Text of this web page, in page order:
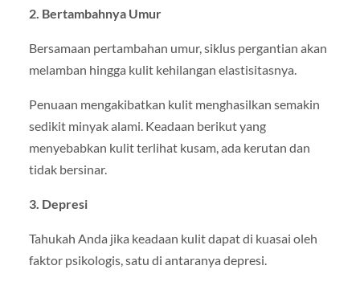
2. Bertambahnya Umur
Bersamaan pertambahan umur, siklus pergantian akan
melamban hingga kulit kehilangan elastisitasnya.
Penuaan mengakibatkan kulit menghasilkan semakin
sedikit minyak alami. Keadaan berikut yang
menyebabkan kulit terlihat kusam, ada kerutan dan
tidak bersinar.
3. Depresi
Tahukah Anda jika keadaan kulit dapat di kuasai oleh
faktor psikologis, satu di antaranya depresi.